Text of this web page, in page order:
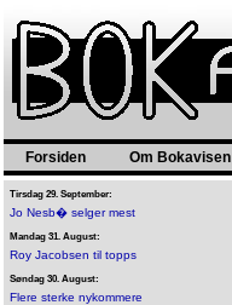
Forsiden Om Bokavisen
Tirsdag 29. September:
Jo Nesb� selger mest
Mandag 31. August:
Roy Jacobsen til topps
Søndag 30. August:
Flere sterke nykommere